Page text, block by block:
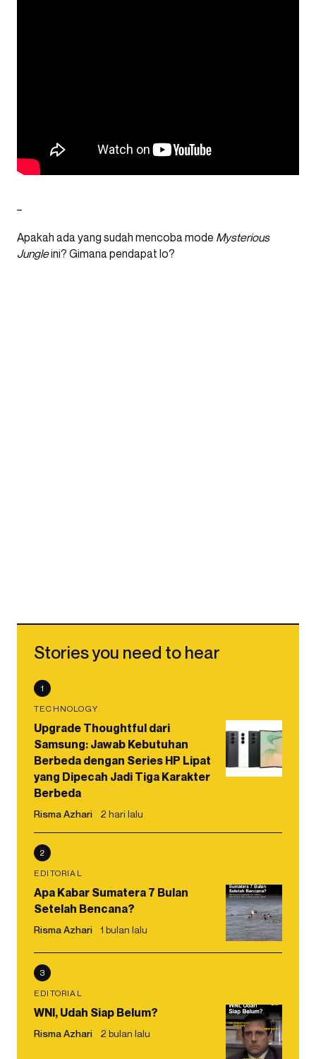
Apakah ada yang sudah mencoba mode Mysterious
Jungleini? Gimana pendapat lo?
Stories you need to hear
1
TECHNOLOGY
Upgrade Thoughtful dari
Samsung: Jawab Kebutuhan
Berbeda dengan Series HP Lipat
yang Dipecah Jadi Tiga Karakter
Berbeda
Risma Azhari 2 hari lalu
2
EDITORIAL
Apa Kabar Sumatera 7 Bulan
Setelah Bencana?
Risma Azhari 1 bulan lalu
3
EDITORIAL
WNI, Udah Siap Belum?
Risma Azhari 2 bulan lalu